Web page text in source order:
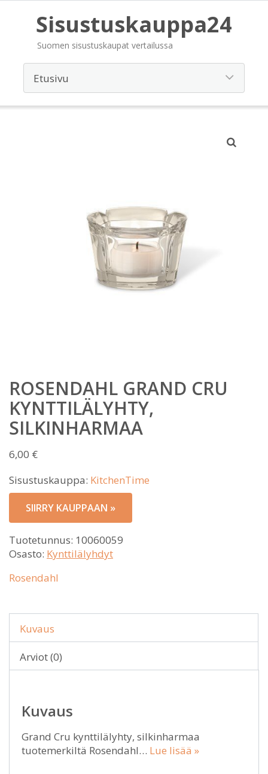
Sisustuskauppa24
Suomen sisustuskaupat vertailussa
ROSENDAHL GRAND CRU
KYNTTILÄLYHTY,
SILKINHARMAA
6,00 €
Sisustuskauppa: KitchenTime
SIIRRY KAUPPAAN »
Tuotetunnus: 10060059
Osasto: Kynttilälyhdyt
Rosendahl
Kuvaus
Arviot (0)
Kuvaus
Grand Cru kynttilälyhty, silkinharmaa
tuotemerkiltä Rosendahl… Lue lisää »